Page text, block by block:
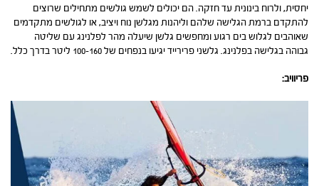
יחסית, ולרוח בינונית עד חזקה. הם יכולים לשמש גולשים מתחילים שרוצים
להתקדם ברמת הגלישה שלהם וליהנות מגלשן נוח ויציב, או לגולשים מתקדמים
שאוהבים לגלוש בים רגוע ומחפשים גלשן שיעלה מהר לפלנינג עם שליטה
גבוהה בגלישה בפלנינג. גלשני פרירייד יגיעו בנפחים של 100-160 ליטר בדרך כלל.
פריוויב: